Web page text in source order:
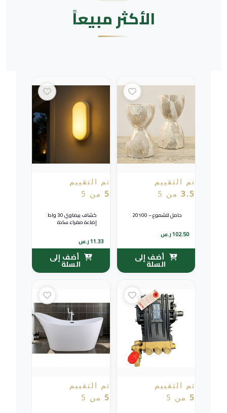
الأكثر مبيعاً
تم التقييم
3.5 من 5
حامل للشموع – 20100
102.50ر.س
أضف إلى
السلة
تم التقييم
5 من 5
كشاف بيضاوي 30 واط
إضاءة صفراء سادة
11.33ر.س
أضف إلى
السلة
تم التقييم
5 من 5
تم التقييم
5 من 5